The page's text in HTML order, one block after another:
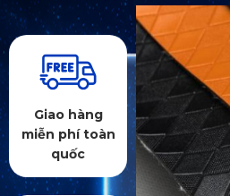
Giao hàng
miễn phí toàn
quốc